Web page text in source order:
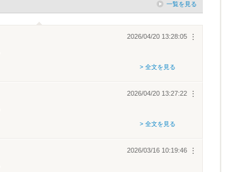
一覧を見る
︙
2026/04/20 13:28:05
> 全文を見る
︙
2026/04/20 13:27:22
> 全文を見る
︙
2026/03/16 10:19:46